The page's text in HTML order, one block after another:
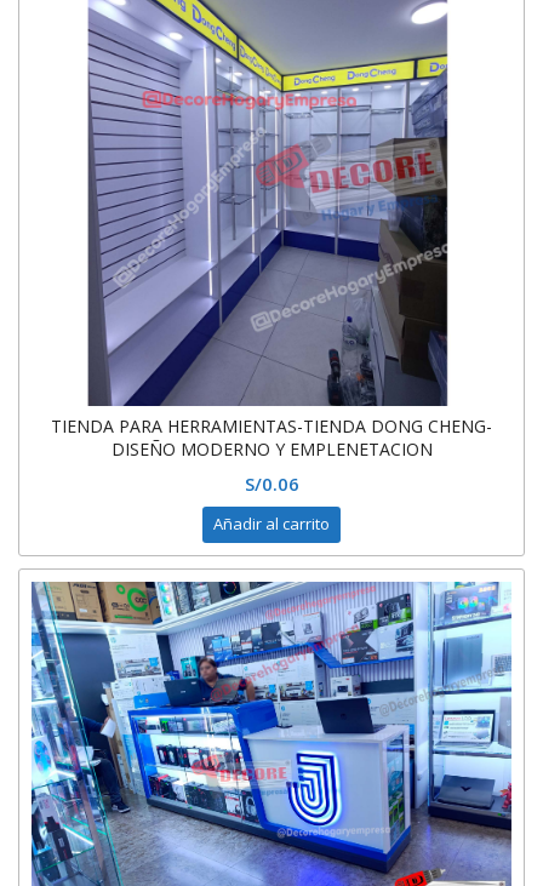
TIENDA PARA HERRAMIENTAS-TIENDA DONG CHENG-
DISEÑO MODERNO Y EMPLENETACION
S/0.06
Añadir al carrito